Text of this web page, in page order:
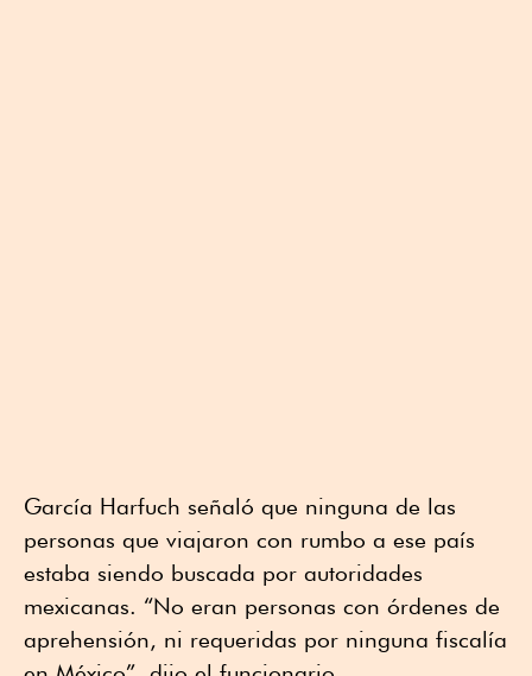
García Harfuch señaló que ninguna de las
personas que viajaron con rumbo a ese país
estaba siendo buscada por autoridades
mexicanas. “No eran personas con órdenes de
aprehensión, ni requeridas por ninguna fiscalía